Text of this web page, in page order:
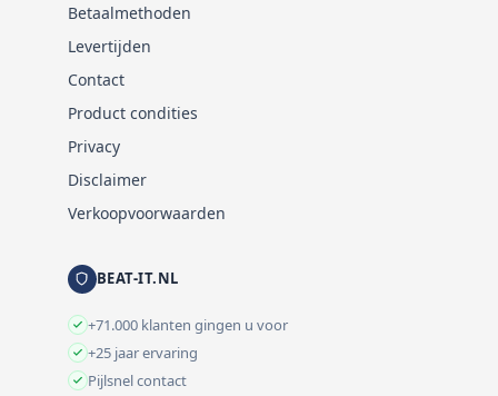
Betaalmethoden
Levertijden
Contact
Product condities
Privacy
Disclaimer
Verkoopvoorwaarden
BEAT-IT.NL
+71.000 klanten gingen u voor
+25 jaar ervaring
Pijlsnel contact